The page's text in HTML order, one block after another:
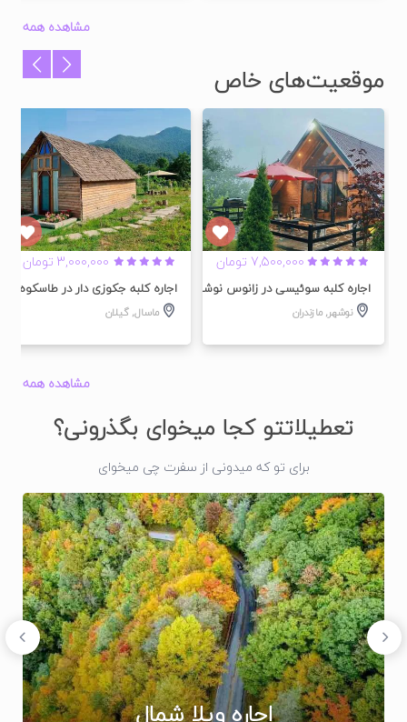
مشاهده همه
موقعیت‌های خاص
7,500,000 تومان
اجاره کلبه سوئیسی در زانوس نوشهر – جکوزی دار
نوشهر,مازندران
3,000,000 تومان
تایید شده
اجاره کلبه جکوزی دار در طاسکوه
ماسال, گیلان
تایید شده
مشاهده همه
تعطیلاتتو کجا میخوای بگذرونی؟
برای تو که میدونی از سفرت چی میخوای
اجاره ویلا شمال